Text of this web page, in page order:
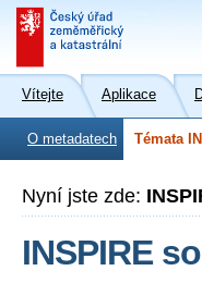
Vítejte Aplikace
O metadatech Témata
Nyní jste zde:
INSPIRE